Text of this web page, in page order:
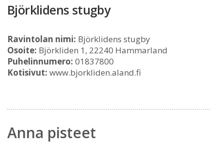
Björklidens stugby
Ravintolan nimi: Björklidens stugby
Osoite: Björkliden 1, 22240 Hammarland
Puhelinnumero: 01837800
Kotisivut: www.bjorkliden.aland.fi
Anna pisteet